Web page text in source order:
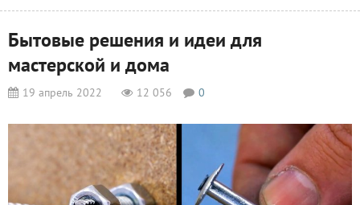
Бытовые решения и идеи для
мастерской и дома
19 апрель 2022 12 056 0